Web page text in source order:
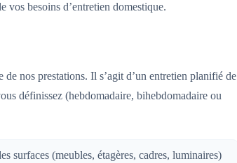
vos besoins d’entretien domestique.
de nos prestations. Il s’agit d’un entretien planifié de
définissez (hebdomadaire, bihebdomadaire ou
surfaces (meubles, étagères, cadres, luminaires)